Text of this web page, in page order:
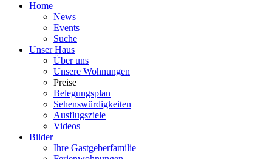
Home
News
Events
Suche
Unser Haus
Über uns
Unsere Wohnungen
Preise
Belegungsplan
Sehenswürdigkeiten
Ausflugsziele
Videos
Bilder
Ihre Gastgeberfamilie